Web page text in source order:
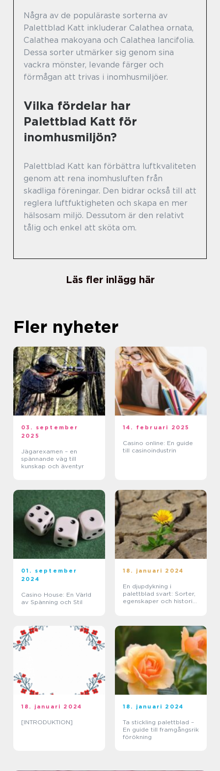
Några av de populäraste sorterna av
Palettblad Katt inkluderar Calathea ornata,
Calathea makoyana och Calathea lancifolia.
Dessa sorter utmärker sig genom sina
vackra mönster, levande färger och
förmågan att trivas i inomhusmiljöer.
Vilka fördelar har
Palettblad Katt för
inomhusmiljön?
Palettblad Katt kan förbättra luftkvaliteten
genom att rena inomhusluften från
skadliga föreningar. Den bidrar också till att
reglera luftfuktigheten och skapa en mer
hälsosam miljö. Dessutom är den relativt
tålig och enkel att sköta om.
Läs fler inlägg här
Fler nyheter
03. september
2025
Jägarexamen – en
spännande väg till
kunskap och äventyr
14. februari 2025
Casino online: En guide
till casinoindustrin
01. september
2024
Casino House: En Värld
av Spänning och Stil
18. januari 2024
En djupdykning i
palettblad svart: Sorter,
egenskaper och historisk
18. januari 2024
[INTRODUKTION]
18. januari 2024
Ta stickling palettblad –
En guide till framgångsrik
förökning